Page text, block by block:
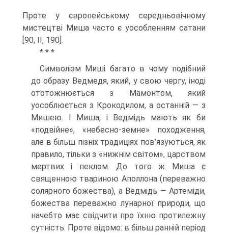
Проте у європейському середньовічному
мистецтві Миша часто є уособлен­ням сатани
[90, ІІ, 190].
* * *
Символізм Миші багато в чому подібний
до образу Ведмедя, який, у свою чер­гу, іноді
ототожнюється з Мамонтом, який
уособлюється з Крокодилом, а остан­ній — з
Мишею. І Миша, і Ведмідь мають як би
«подвійне», «небесно-земне» похо­дження,
але в більш пізніх традиціях пов’язуються, як
правило, тільки з «нижнім світом», царством
мертвих і пеклом. До того ж Миша є
священною твариною Аполлона (переважно
солярного божества), а Ведмідь — Артеміди,
божества пе­реважно лунарної природи, що
начебто має свідчити про їхню протилежну
сут­ність. Проте відомо: в більш ранній період